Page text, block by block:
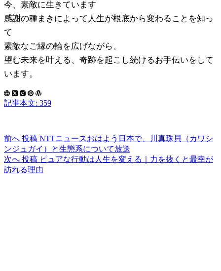
今、素敵に生きています
感謝の種まきによって人生が根底から変わることを知っ
て
素敵なご縁の輪を広げながら、
望む未来を叶える、奇跡を起こし続けるお手伝いをして
います。
記事本文: 359
前へ 投稿 NTTニュースおはよう日本で、川真珠貝（カワシ
ンジュガイ）と生態系について放送
次へ 投稿 ピュアな行動は人生を変える｜力を抜くと最幸が
訪れる理由